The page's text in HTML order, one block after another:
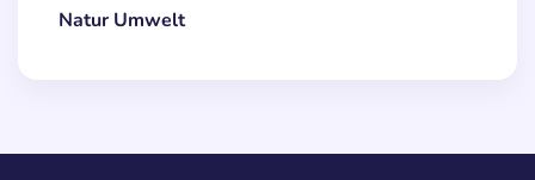
Natur Umwelt